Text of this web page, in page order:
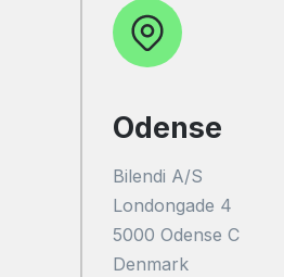
Odense
Bilendi A/S
Londongade 4
5000 Odense C
Denmark